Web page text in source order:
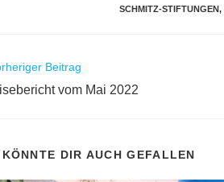
SCHMITZ-STIFTUNGEN,
Beitrag
vom Mai 2022
DIR AUCH GEFALLEN